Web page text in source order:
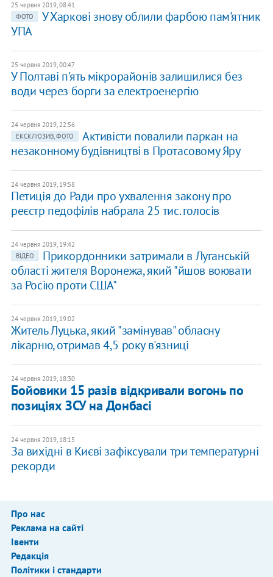
25 червня 2019, 08:41
ФОТО
У Харкові знову облили фарбою пам'ятник
УПА
25 червня 2019, 00:47
У Полтаві п'ять мікрорайонів залишилися без
води через борги за електроенергію
24 червня 2019, 22:56
ЕКСКЛЮЗИВ, ФОТО
Активісти повалили паркан на
незаконному будівництві в Протасовому Яру
24 червня 2019, 19:58
Петиція до Ради про ухвалення закону про
реєстр педофілів набрала 25 тис. голосів
24 червня 2019, 19:42
ВІДЕО
Прикордонники затримали в Луганській
області жителя Воронежа, який "йшов воювати
за Росію проти США"
24 червня 2019, 19:02
Житель Луцька, який "замінував" обласну
лікарню, отримав 4,5 року в'язниці
24 червня 2019, 18:30
Бойовики 15 разів відкривали вогонь по
позиціях ЗСУ на Донбасі
24 червня 2019, 18:15
За вихідні в Києві зафіксували три температурні
рекорди
Про нас
Реклама на сайті
Івенти
Редакція
Політики і стандарти